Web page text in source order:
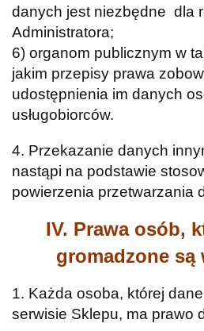
danych jest niezbędne dla
Administratora;
6) organom publicznym w
jakim przepisy prawa
udostępnienia im danych
usługobiorców.
4. Przekazanie danych
nastąpi na podstawie
powierzenia przetwarzania
IV. Prawa osób,
gromadzone są
1. Każda osoba, której
serwisie Sklepu, ma prawo